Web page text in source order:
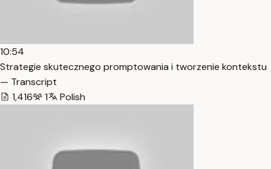
10:54
Strategie skutecznego promptowania i tworzenie kontekstu
— Transcript
1,416
1 Polish